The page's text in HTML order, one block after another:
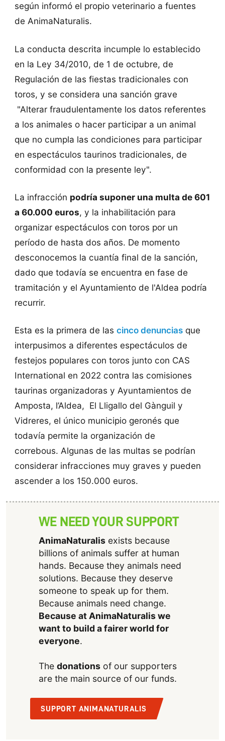
según informó el propio veterinario a fuentes
de AnimaNaturalis.
La conducta descrita incumple lo establecido
en la Ley 34/2010, de 1 de octubre, de
Regulación de las fiestas tradicionales con
toros, y se considera una sanción grave
"Alterar fraudulentamente los datos referentes
a los animales o hacer participar a un animal
que no cumpla las condiciones para participar
en espectáculos taurinos tradicionales, de
conformidad con la presente ley".
La infracción podría suponer una multa de 601
a 60.000 euros, y la inhabilitación para
organizar espectáculos con toros por un
período de hasta dos años. De momento
desconocemos la cuantía final de la sanción,
dado que todavía se encuentra en fase de
tramitación y el Ayuntamiento de l'Aldea podría
recurrir.
Esta es la primera de las cinco denunciasque
interpusimos a diferentes espectáculos de
festejos populares con toros junto con CAS
International en 2022 contra las comisiones
taurinas organizadoras y Ayuntamientos de
Amposta, l’Aldea, El Lligallo del Gànguil y
Vidreres, el único municipio geronés que
todavía permite la organización de
correbous. Algunas de las multas se podrían
considerar infracciones muy graves y pueden
ascender a los 150.000 euros.
WE NEED YOUR SUPPORT
AnimaNaturalisexists because
billions of animals suffer at human
hands. Because they animals need
solutions. Because they deserve
someone to speak up for them.
Because animals need change.
Because at AnimaNaturalis we
want to build a fairer world for
everyone.
The donationsof our supporters
are the main source of our funds.
SUPPORT ANIMANATURALIS